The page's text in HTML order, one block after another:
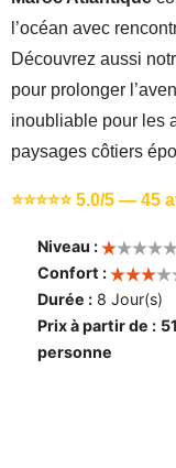
l’océan avec
Découvrez aussi
pour prolonger
inoubliable pour les
paysages côtiers
⭐⭐⭐⭐⭐ 5.0/5 — 45
Niveau :
Confort :
Durée : 8 Jour(s)
Prix à partir de :
personne